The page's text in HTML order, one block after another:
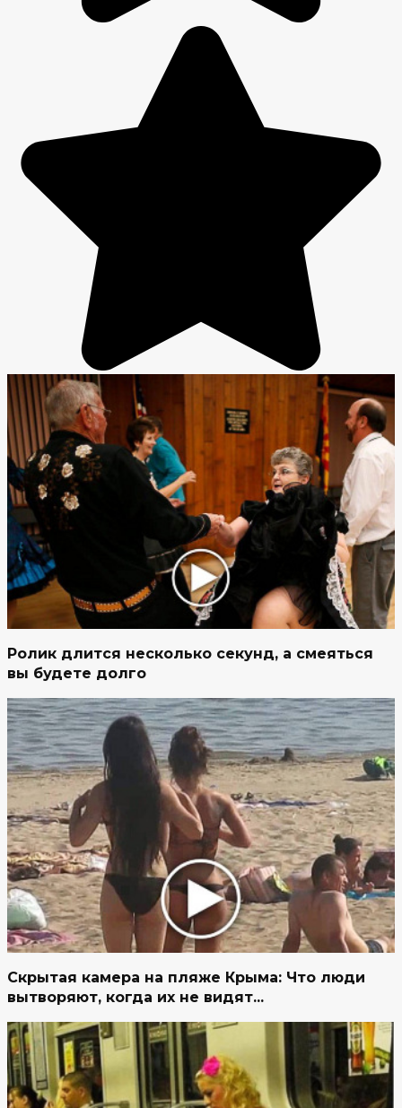
Ролик длится несколько секунд, а смеяться
вы будете долго
Скрытая камера на пляже Крыма: Что люди
вытворяют, когда их не видят...